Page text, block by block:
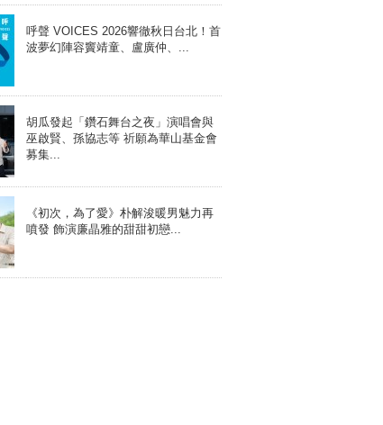
呼聲 VOICES 2026響徹秋日台北！首
波夢幻陣容竇靖童、盧廣仲、...
胡瓜發起「鑽石舞台之夜」演唱會與
巫啟賢、孫協志等 祈願為華山基金會
募集...
《初次，為了愛》朴解浚暖男魅力再
噴發 飾演廉晶雅的甜甜初戀...